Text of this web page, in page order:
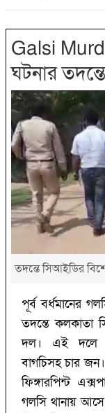
Galsi
ঘটনার
তদন্তে সিআইডির
পূর্ব বর্ধমানের
তদন্তে কলকাতা
দল। এই দলে
বাগচিসহ চার
ফিঙ্গারপিন্ট
গলসি থানায়